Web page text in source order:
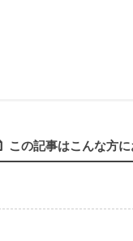
この記事はこんな方